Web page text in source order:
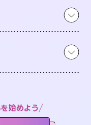
始めよう